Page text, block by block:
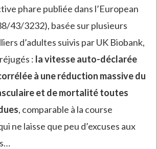
phare publiée dans l’European
43/3232), basée sur plusieurs
d’adultes suivis par UK Biobank,
: la vitesse auto-déclarée
à une réduction massive du
et de mortalité toutes
, comparable à la course
ne laisse que peu d’excuses aux